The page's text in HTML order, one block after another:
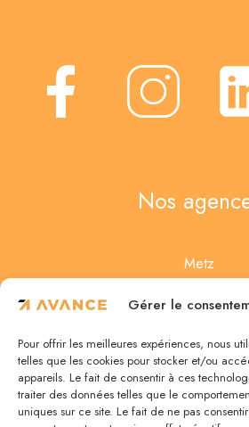
Gérer le
Pour offrir les meilleures expériences, nous
telles que les cookies pour stocker et/ou
appareils. Le fait de consentir à ces
traiter des données telles que le
uniques sur ce site. Le fait de ne pas
Nos
Metz
4 Rue des
03 87 75 67
Nancy